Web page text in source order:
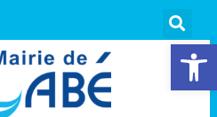
Ouvrir